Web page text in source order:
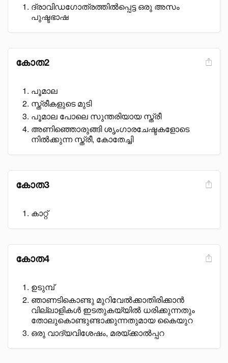
ദ്രാവിഡഗോത്രത്തിൽപ്പെട്ട ഒരു അസം
പുഷ്ടഭാഷ
കോത2
പൂമാല
സ്ത്രീകളുടെ മുടി
പൂമാല പോലെ സുന്തരിയായ സ്ത്രീ
അണിഞ്ഞൊരുങ്ങി ശൃംഗാരചേഷ്ടകളോടെ
നിൽക്കുന്ന സ്ത്രീ, കോതേച്ചി
കോത3
കാറ്റ്
കോത4
ഉടുമ്പ്
ഞാണടികൊണ്ടു മുറിവേൽക്കാതിരിക്കാൻ
വില്ലാളികൾ ഇടതുകയ്യിൽ ധരിക്കുന്നതും
തോലുകൊണ്ടുണ്ടാക്കുന്നതുമായ കൈയുറ
ഒരു വാദ്യവിശേഷം, മരയ്ക്കാൽപ്പറ